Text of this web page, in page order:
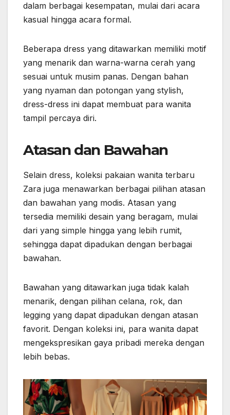
dalam berbagai kesempatan, mulai dari acara
kasual hingga acara formal.
Beberapa dress yang ditawarkan memiliki motif
yang menarik dan warna-warna cerah yang
sesuai untuk musim panas. Dengan bahan
yang nyaman dan potongan yang stylish,
dress-dress ini dapat membuat para wanita
tampil percaya diri.
Atasan dan Bawahan
Selain dress, koleksi pakaian wanita terbaru
Zara juga menawarkan berbagai pilihan atasan
dan bawahan yang modis. Atasan yang
tersedia memiliki desain yang beragam, mulai
dari yang simple hingga yang lebih rumit,
sehingga dapat dipadukan dengan berbagai
bawahan.
Bawahan yang ditawarkan juga tidak kalah
menarik, dengan pilihan celana, rok, dan
legging yang dapat dipadukan dengan atasan
favorit. Dengan koleksi ini, para wanita dapat
mengekspresikan gaya pribadi mereka dengan
lebih bebas.